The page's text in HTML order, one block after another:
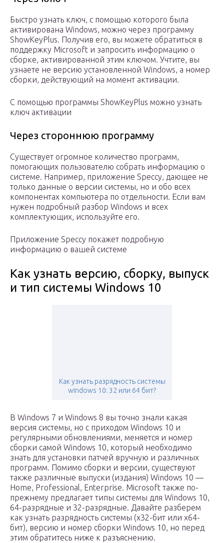
Быстро узнать ключ, с помощью которого была
активирована Windows, можно через программу
ShowKeyPlus. Получив его, вы можете обратиться в
поддержку Microsoft и запросить информацию о
сборке, активированной этим ключом. Учтите, вы
узнаете не версию установленной Windows, а номер
сборки, действующий на момент активации.
С помощью программы ShowKeyPlus можно узнать
ключ активации
Через стороннюю программу
Существует огромное количество программ,
помогающих пользователю собрать информацию о
системе. Например, приложение Speccy, дающее не
только данные о версии системы, но и обо всех
компонентах компьютера по отдельности. Если вам
нужен подробный разбор Windows и всех
комплектующих, используйте его.
Приложение Speccy покажет подробную
информацию о вашей системе
Как узнать версию, сборку, выпуск
и тип системы Windows 10
Как узнать разрядность системы
windows 10: 32 или 64 бит?
В Windows 7 и Windows 8 вы точно знали какая
версия системы, но с приходом Windows 10 и
регулярными обновлениями, меняется и номер
сборки самой Windows 10, который необходимо
знать для установки патчей вручную и различных
программ. Помимо сборки и версии, существуют
также различные выпуски (издания) Windows 10 —
Home, Professional, Enterprise. Microsoft также по-
прежнему предлагает типы системы для Windows 10,
64-разрядные и 32-разрядные. Давайте разберем
как узнать разрядность системы (x32-бит или x64-
бит), версию и номер сборки Windows 10, но перед
этим обратитесь ниже к разъяснению.